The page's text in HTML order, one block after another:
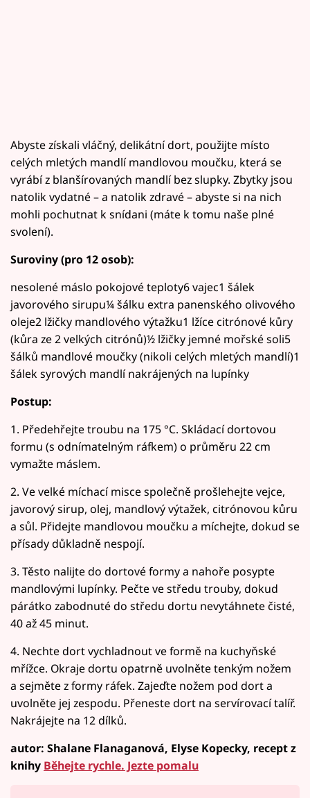
Abyste získali vláčný, delikátní dort, použijte místo
celých mletých mandlí mandlovou moučku, která se
vyrábí z blanšírovaných mandlí bez slupky. Zbytky jsou
natolik vydatné – a natolik zdravé – abyste si na nich
mohli pochutnat k snídani (máte k tomu naše plné
svolení).
Suroviny (pro 12 osob):
nesolené máslo pokojové teploty6 vajec1 šálek
javorového sirupu¼ šálku extra panenského olivového
oleje2 lžičky mandlového výtažku1 lžíce citrónové kůry
(kůra ze 2 velkých citrónů)½ lžičky jemné mořské soli5
šálků mandlové moučky (nikoli celých mletých mandlí)1
šálek syrových mandlí nakrájených na lupínky
Postup:
1. Předehřejte troubu na 175 °C. Skládací dortovou
formu (s odnímatelným ráfkem) o průměru 22 cm
vymažte máslem.
2. Ve velké míchací misce společně prošlehejte vejce,
javorový sirup, olej, mandlový výtažek, citrónovou kůru
a sůl. Přidejte mandlovou moučku a míchejte, dokud se
přísady důkladně nespojí.
3. Těsto nalijte do dortové formy a nahoře posypte
mandlovými lupínky. Pečte ve středu trouby, dokud
párátko zabodnuté do středu dortu nevytáhnete čisté,
40 až 45 minut.
4. Nechte dort vychladnout ve formě na kuchyňské
mřížce. Okraje dortu opatrně uvolněte tenkým nožem
a sejměte z formy ráfek. Zajeďte nožem pod dort a
uvolněte jej zespodu. Přeneste dort na servírovací talíř.
Nakrájejte na 12 dílků.
autor: Shalane Flanaganová, Elyse Kopecky, recept z
knihy Běhejte rychle. Jezte pomalu